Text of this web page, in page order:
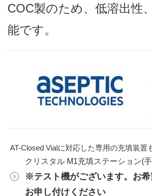
COC製のため、 低溶出性
能です。
AT-Closed Vialに対応した専用の充填装置
クリスタル M1充填ステーション(
※テスト機がございます。お
お申し付けください